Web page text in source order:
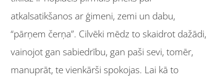
atkalsatikšanos ar ģimeni, zemi un dabu,
“pārņem čerņa”. Cilvēki mēdz to skaidrot dažādi,
vainojot gan sabiedrību, gan paši sevi, tomēr,
manuprāt, te vienkārši spokojas. Lai kā to